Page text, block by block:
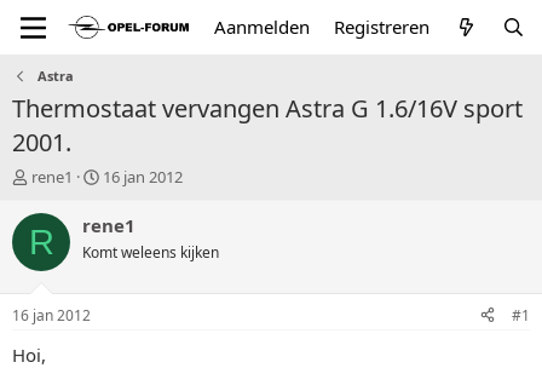
Aanmelden Registreren
Astra
Thermostaat vervangen Astra G 1.6/16V sport
2001.
T
p
t
a
r
rene1
S
a
t
16 jan 2012
R rene1
Komt weleens kijken
16 jan 2012 #1
Hoi,